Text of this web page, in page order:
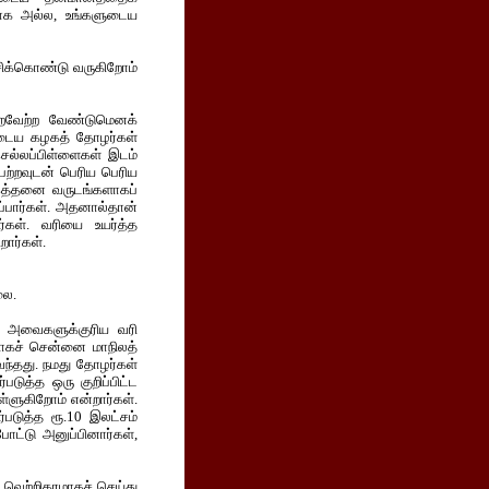
அல்ல, உங்களுடைய
வருகிறோம்
வேண்டுமெனக்
கழகத் தோழர்கள்
இடம்
பெரிய பெரிய
வருடங்களாகப்
அதனால்தான்
வரியை உயர்த்த
வரி
சென்னை மாநிலத்
நமது தோழர்கள்
ஒரு குறிப்பிட்ட
என்றார்கள்.
ரூ.10 இலட்சம்
அனுப்பினார்கள்,